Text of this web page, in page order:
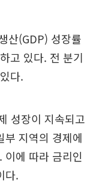
산(GDP) 성장률
고 있다. 전 분기
다.
성장이 지속되고
부 지역의 경제에
에 따라 금리인
다.